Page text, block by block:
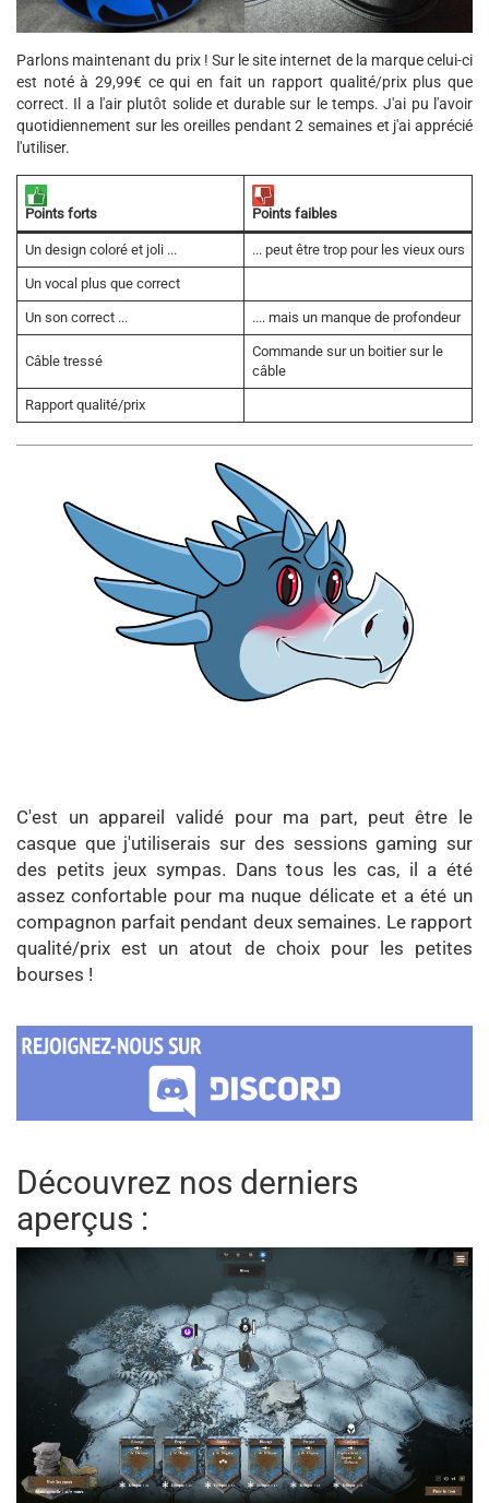
Parlons maintenant du prix ! Sur le site internet de la marque celui-ci
est noté à 29,99€ ce qui en fait un rapport qualité/prix plus que
correct. Il a l'air plutôt solide et durable sur le temps. J'ai pu l'avoir
quotidiennement sur les oreilles pendant 2 semaines et j'ai apprécié
l'utiliser.
Points forts Points faibles
Un design coloré et joli ... ... peut être trop pour les vieux ours
Un vocal plus que correct
Un son correct ... .... mais un manque de profondeur
Câble tressé
Commande sur un boitier sur le
câble
Rapport qualité/prix
C'est un appareil validé pour ma part, peut être le
casque que j'utiliserais sur des sessions gaming sur
des petits jeux sympas. Dans tous les cas, il a été
assez confortable pour ma nuque délicate et a été un
compagnon parfait pendant deux semaines. Le rapport
qualité/prix est un atout de choix pour les petites
bourses !
Découvrez nos derniers
aperçus :